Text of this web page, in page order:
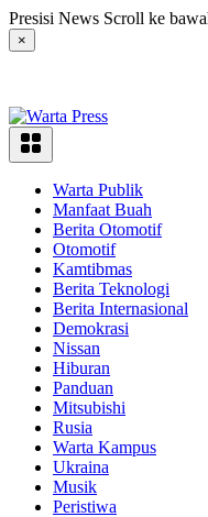
Langsung
ke
konten
Presisi News Scroll ke
×
Warta Publik
Manfaat Buah
Berita Otomotif
Otomotif
Kamtibmas
Berita Teknologi
Berita Internasional
Demokrasi
Nissan
Hiburan
Panduan
Mitsubishi
Rusia
Warta Kampus
Ukraina
Musik
Peristiwa